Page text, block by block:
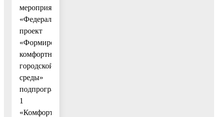
мероприятия
«Федеральный
проект
«Формирование
комфортной
городской
среды»
подпрограммы
1
«Комфортная